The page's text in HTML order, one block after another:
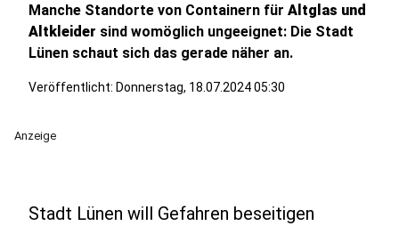
Manche Standorte von Containern für Altglas und
Altkleider sind womöglich ungeeignet: Die Stadt
Lünen schaut sich das gerade näher an.
Veröffentlicht: Donnerstag, 18.07.2024 05:30
Anzeige
Stadt Lünen will Gefahren beseitigen